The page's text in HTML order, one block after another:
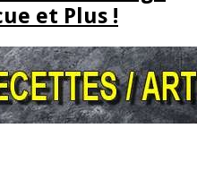
et Plus !